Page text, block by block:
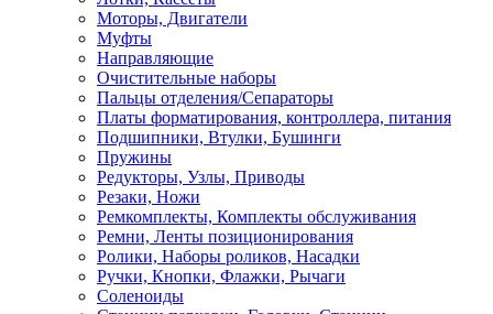
Моторы, Двигатели
Муфты
Направляющие
Очистительные наборы
Пальцы отделения/Сепараторы
Платы форматирования, контроллера, питания
Подшипники, Втулки, Бушинги
Пружины
Редукторы, Узлы, Приводы
Резаки, Ножи
Ремкомплекты, Комплекты обслуживания
Ремни, Ленты позиционирования
Ролики, Наборы роликов, Насадки
Ручки, Кнопки, Флажки, Рычаги
Соленоиды